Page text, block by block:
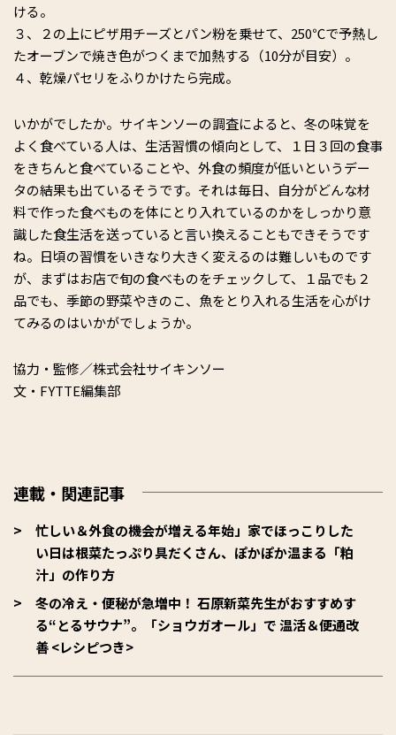
ける。
３、２の上にピザ用チーズとパン粉を乗せて、250℃で予熱し
たオーブンで焼き色がつくまで加熱する（10分が目安）。
４、乾燥パセリをふりかけたら完成。
いかがでしたか。サイキンソーの調査によると、冬の味覚を
よく食べている人は、生活習慣の傾向として、１日３回の食事
をきちんと食べていることや、外食の頻度が低いというデー
タの結果も出ているそうです。それは毎日、自分がどんな材
料で作った食べものを体にとり入れているのかをしっかり意
識した食生活を送っていると言い換えることもできそうです
ね。日頃の習慣をいきなり大きく変えるのは難しいものです
が、まずはお店で旬の食べものをチェックして、１品でも２
品でも、季節の野菜やきのこ、魚をとり入れる生活を心がけ
てみるのはいかがでしょうか。
協力・監修／株式会社サイキンソー
文・FYTTE編集部
連載・関連記事
忙しい＆外食の機会が増える年始」家でほっこりした
い日は根菜たっぷり具だくさん、ぽかぽか温まる「粕
汁」の作り方
冬の冷え・便秘が急増中！ 石原新菜先生がおすすめす
る“とるサウナ”。「ショウガオール」で 温活＆便通改
善 <レシピつき>